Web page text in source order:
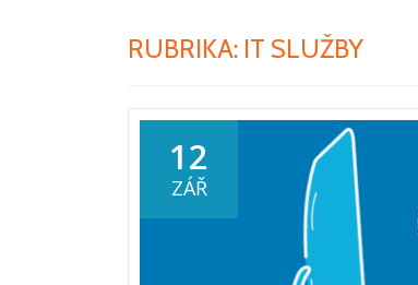
RUBRIKA: IT SLUŽBY
12
ZÁŘ